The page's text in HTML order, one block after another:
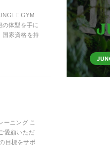
GYM
の体型を手に
国家資格を持
ーニング こ
愛顧いただ
目標をサポ